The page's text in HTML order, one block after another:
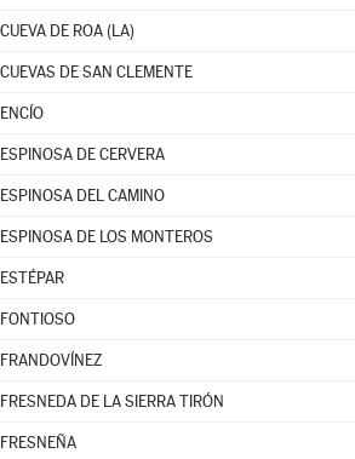
CUEVA DE ROA (LA)
CUEVAS DE SAN CLEMENTE
ENCÍO
ESPINOSA DE CERVERA
ESPINOSA DEL CAMINO
ESPINOSA DE LOS MONTEROS
ESTÉPAR
FONTIOSO
FRANDOVÍNEZ
FRESNEDA DE LA SIERRA TIRÓN
FRESNEÑA